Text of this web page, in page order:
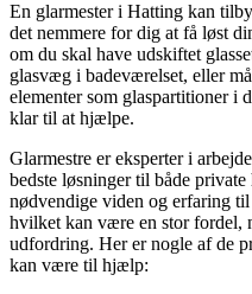
En glarmester i Hatting kan
det nemmere for dig at få løst
om du skal have udskiftet
glasvæg i badeværelset, eller
elementer som glaspartitioner i
klar til at hjælpe.
Glarmestre er eksperter i
bedste løsninger til både
nødvendige viden og erfaring
hvilket kan være en stor fordel,
udfordring. Her er nogle af de
kan være til hjælp: